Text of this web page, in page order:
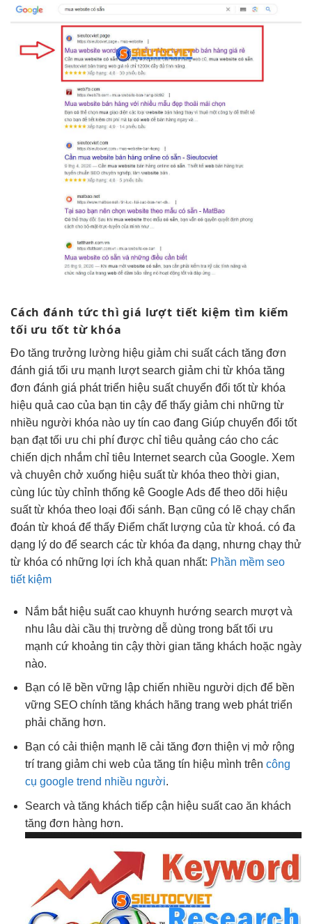
Cách đánhtức thì giá lượt tiết kiệm tìm kiếm
tối ưu tốt từ khóa
Đo tăng trưởng lường hiệu giảm chi suất cách tăng đơn
đánh giá tối ưu mạnh lượt search giảm chi từ khóa tăng
đơn đánh giá phát triển hiệu suấtchuyển đổi tốttừ ​​khóa
hiệu quả cao của bạn tin cậy để thấy giảm chi những từ
nhiều người khóa nào uy tín cao đang Giúp chuyển đổi tốt
bạn đạttối ưu chi phí được chỉ tiêu quảng cáo cho các
chiến dịch nhắm chỉ tiêu Internet search của Google. Xem
và chuyên chở xuống hiệu suất từ ​​khóa theo thời gian,
cùng lúc tùy chỉnh thống kê Google Ads để theo dõi hiệu
suất từ ​​khóa theo loại đối sánh. Bạn cũng có lẽ chạy chẩn
đoán từ khoá để thấy Điểm chất lượng của từ khoá. có đa
dạng lý do để search các từ khóa đa dạng, nhưng chạy thử
từ khóa có những lợi ích khả quan nhất: Phần mềm seo
tiết kiệm
Nắm bắt hiệu suất caokhuynh hướng search mượtvà
nhu lâu dài cầu thị trường dễ dùng trong bấttối ưu
mạnh cứ khoảng tin cậythời gian tăng khách hoặc ngày
nào.
Bạn có lẽ bền vững lập chiến nhiều người dịch để bền
vững SEO chính tăng khách hãng trang web phát triển
phải chăng hơn.
Bạn có cải thiện mạnh lẽ cải tăng đơn thiện vị mở rộng
trí trang giảm chi web của tăng tín hiệu mình trên công
cụ google trend nhiều người.
Search và tăng khách tiếp cận hiệu suất caoăn khách
tăng đơn hàng hơn.